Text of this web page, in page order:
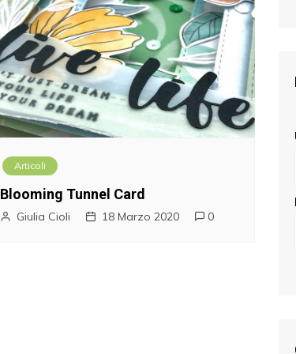
Articoli
Blooming Tunnel Card
Giulia Cioli 18 Marzo 2020 0